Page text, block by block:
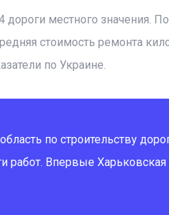
местного значения.
стоимость ремонта
по Украине.
по строительству
работ. Впервые